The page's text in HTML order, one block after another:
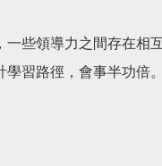
些領導力之間存在相
習路徑，會事半功倍